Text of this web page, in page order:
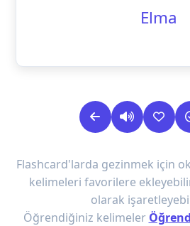
Elma
Flashcard'larda gezinmek için
kelimeleri favorilere
olarak
Öğrendiğiniz kelimeler